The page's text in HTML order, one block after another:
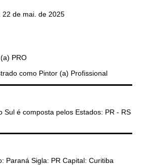
22 de mai. de 2025
PRO
como Pintor (a) Profissional
Sul é composta pelos Estados: PR - RS
Paraná Sigla: PR Capital: Curitiba